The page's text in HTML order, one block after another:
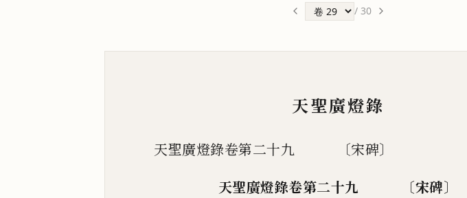
/ 30
天聖廣燈錄
天聖廣燈錄卷第二十九 〔宋碑〕
天聖廣燈錄卷第二十九 〔宋碑〕